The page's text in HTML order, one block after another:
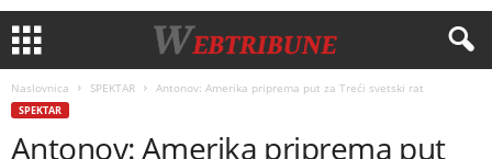
Naslovnica SPEKTAR Antonov: Amerika priprema put za Treći svetski rat
SPEKTAR
Antonov: Amerika priprema put